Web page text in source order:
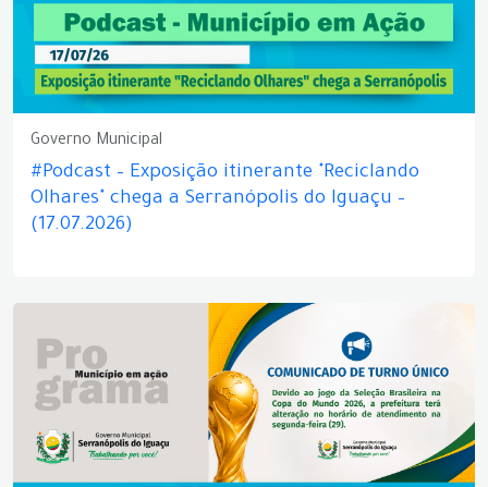
Governo Municipal
#Podcast – Exposição itinerante "Reciclando
Olhares" chega a Serranópolis do Iguaçu –
(17.07.2026)